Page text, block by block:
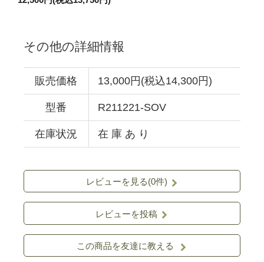
その他の詳細情報
販売価格 13,000円(税込14,300円)
型番 R211221-SOV
在庫状況 在 庫 あ り
レビューを見る(0件)
レビューを投稿
この商品を友達に教える